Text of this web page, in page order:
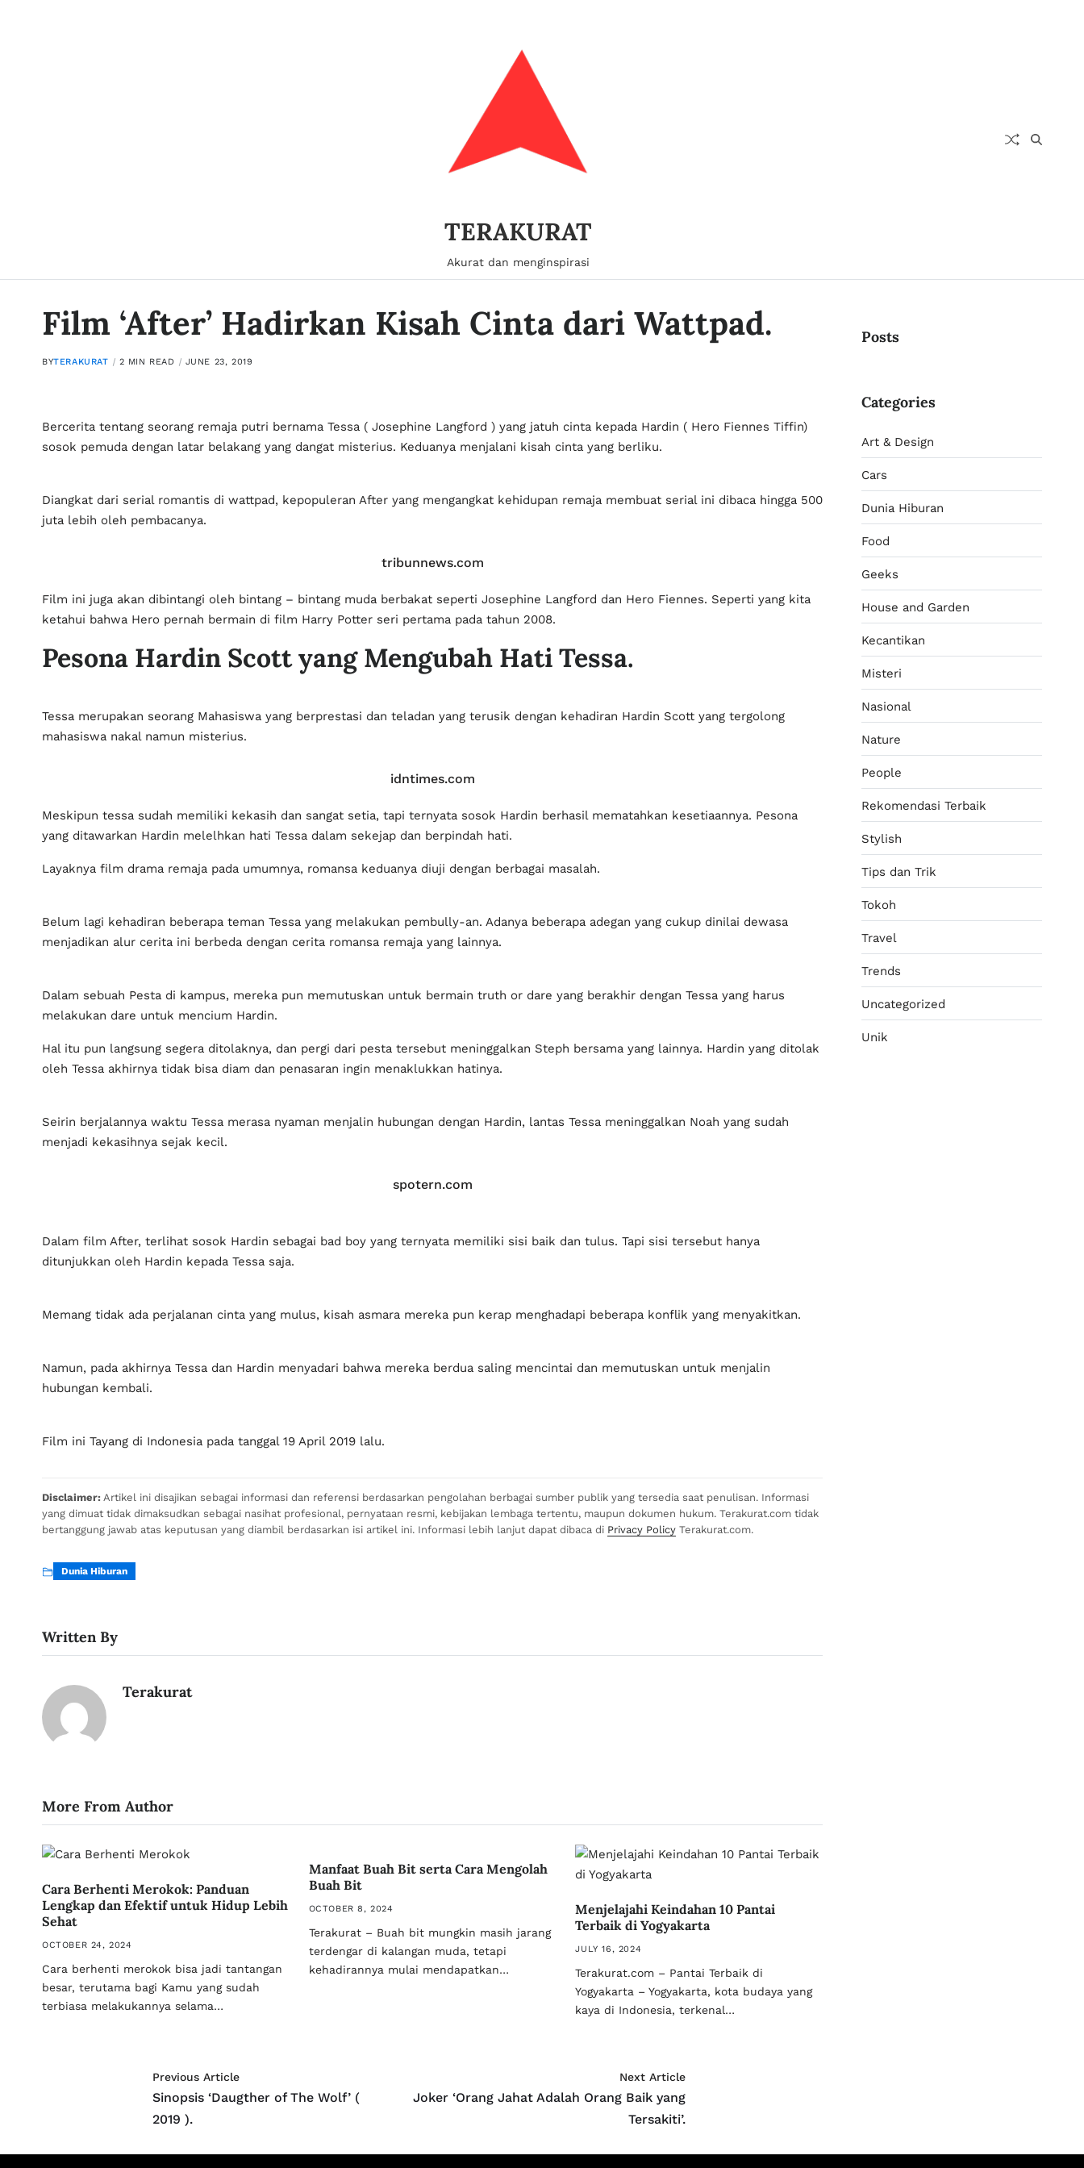
TERAKURAT
Akurat dan menginspirasi
Film ‘After’ Hadirkan Kisah Cinta dari Wattpad.
BYTERAKURAT 2 MIN READ JUNE 23, 2019
Bercerita tentang seorang remaja putri bernama Tessa ( Josephine Langford ) yang jatuh cinta kepada Hardin ( Hero Fiennes Tiffin)
sosok pemuda dengan latar belakang yang dangat misterius. Keduanya menjalani kisah cinta yang berliku.
Diangkat dari serial romantis di wattpad, kepopuleran After yang mengangkat kehidupan remaja membuat serial ini dibaca hingga 500
juta lebih oleh pembacanya.
tribunnews.com
Film ini juga akan dibintangi oleh bintang – bintang muda berbakat seperti Josephine Langford dan Hero Fiennes. Seperti yang kita
ketahui bahwa Hero pernah bermain di film Harry Potter seri pertama pada tahun 2008.
Pesona Hardin Scott yang Mengubah Hati Tessa.
Tessa merupakan seorang Mahasiswa yang berprestasi dan teladan yang terusik dengan kehadiran Hardin Scott yang tergolong
mahasiswa nakal namun misterius.
idntimes.com
Meskipun tessa sudah memiliki kekasih dan sangat setia, tapi ternyata sosok Hardin berhasil mematahkan kesetiaannya. Pesona
yang ditawarkan Hardin melelhkan hati Tessa dalam sekejap dan berpindah hati.
Layaknya film drama remaja pada umumnya, romansa keduanya diuji dengan berbagai masalah.
Belum lagi kehadiran beberapa teman Tessa yang melakukan pembully-an. Adanya beberapa adegan yang cukup dinilai dewasa
menjadikan alur cerita ini berbeda dengan cerita romansa remaja yang lainnya.
Dalam sebuah Pesta di kampus, mereka pun memutuskan untuk bermain truth or dare yang berakhir dengan Tessa yang harus
melakukan dare untuk mencium Hardin.
Hal itu pun langsung segera ditolaknya, dan pergi dari pesta tersebut meninggalkan Steph bersama yang lainnya. Hardin yang ditolak
oleh Tessa akhirnya tidak bisa diam dan penasaran ingin menaklukkan hatinya.
Seirin berjalannya waktu Tessa merasa nyaman menjalin hubungan dengan Hardin, lantas Tessa meninggalkan Noah yang sudah
menjadi kekasihnya sejak kecil.
spotern.com
Dalam film After, terlihat sosok Hardin sebagai bad boy yang ternyata memiliki sisi baik dan tulus. Tapi sisi tersebut hanya
ditunjukkan oleh Hardin kepada Tessa saja.
Memang tidak ada perjalanan cinta yang mulus, kisah asmara mereka pun kerap menghadapi beberapa konflik yang menyakitkan.
Namun, pada akhirnya Tessa dan Hardin menyadari bahwa mereka berdua saling mencintai dan memutuskan untuk menjalin
hubungan kembali.
Film ini Tayang di Indonesia pada tanggal 19 April 2019 lalu.
Disclaimer: Artikel ini disajikan sebagai informasi dan referensi berdasarkan pengolahan berbagai sumber publik yang tersedia saat penulisan. Informasi
yang dimuat tidak dimaksudkan sebagai nasihat profesional, pernyataan resmi, kebijakan lembaga tertentu, maupun dokumen hukum. Terakurat.com tidak
bertanggung jawab atas keputusan yang diambil berdasarkan isi artikel ini. Informasi lebih lanjut dapat dibaca di Privacy Policy Terakurat.com.
Dunia Hiburan
Written By
Terakurat
More From Author
Cara Berhenti Merokok: Panduan
Lengkap dan Efektif untuk Hidup Lebih
Sehat
OCTOBER 24, 2024
Cara berhenti merokok bisa jadi tantangan
besar, terutama bagi Kamu yang sudah
terbiasa melakukannya selama…
Manfaat Buah Bit serta Cara Mengolah
Buah Bit
OCTOBER 8, 2024
Terakurat – Buah bit mungkin masih jarang
terdengar di kalangan muda, tetapi
kehadirannya mulai mendapatkan…
Menjelajahi Keindahan 10 Pantai
Terbaik di Yogyakarta
JULY 16, 2024
Terakurat.com – Pantai Terbaik di
Yogyakarta – Yogyakarta, kota budaya yang
kaya di Indonesia, terkenal…
Previous Article
Sinopsis ‘Daugther of The Wolf’ (
2019 ).
Next Article
Joker ‘Orang Jahat Adalah Orang Baik yang
Tersakiti’.
Posts
Categories
Art & Design
Cars
Dunia Hiburan
Food
Geeks
House and Garden
Kecantikan
Misteri
Nasional
Nature
People
Rekomendasi Terbaik
Stylish
Tips dan Trik
Tokoh
Travel
Trends
Uncategorized
Unik